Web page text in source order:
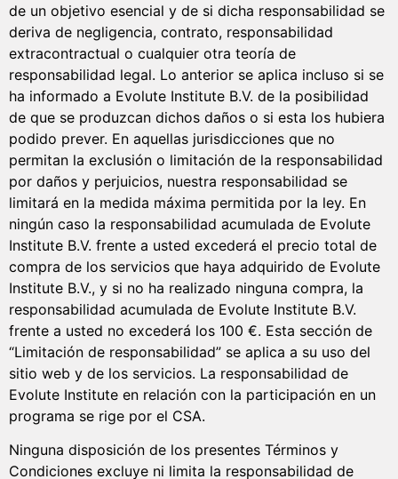
de un objetivo esencial y de si dicha responsabilidad se
deriva de negligencia, contrato, responsabilidad
extracontractual o cualquier otra teoría de
responsabilidad legal. Lo anterior se aplica incluso si se
ha informado a Evolute Institute B.V. de la posibilidad
de que se produzcan dichos daños o si esta los hubiera
podido prever. En aquellas jurisdicciones que no
permitan la exclusión o limitación de la responsabilidad
por daños y perjuicios, nuestra responsabilidad se
limitará en la medida máxima permitida por la ley. En
ningún caso la responsabilidad acumulada de Evolute
Institute B.V. frente a usted excederá el precio total de
compra de los servicios que haya adquirido de Evolute
Institute B.V., y si no ha realizado ninguna compra, la
responsabilidad acumulada de Evolute Institute B.V.
frente a usted no excederá los 100 €. Esta sección de
“Limitación de responsabilidad” se aplica a su uso del
sitio web y de los servicios. La responsabilidad de
Evolute Institute en relación con la participación en un
programa se rige por el CSA.
Ninguna disposición de los presentes Términos y
Condiciones excluye ni limita la responsabilidad de